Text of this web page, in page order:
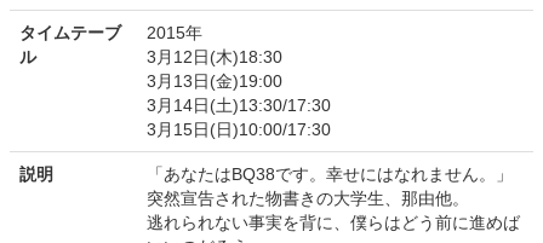
タイムテーブ
ル
2015年
3月12日(木)18:30
3月13日(金)19:00
3月14日(土)13:30/17:30
3月15日(日)10:00/17:30
説明
「あなたはBQ38です。幸せにはなれません。」
突然宣告された物書きの大学生、那由他。
逃れられない事実を背に、僕らはどう前に進めば